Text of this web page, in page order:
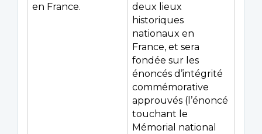
en France.
deux lieux
historiques
nationaux en
France, et sera
fondée sur les
énoncés d’intégrité
commémorative
approuvés (l’énoncé
touchant le
Mémorial national